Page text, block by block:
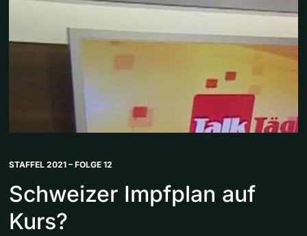
STAFFEL 2021 – FOLGE 12
Schweizer Impfplan auf
Kurs?